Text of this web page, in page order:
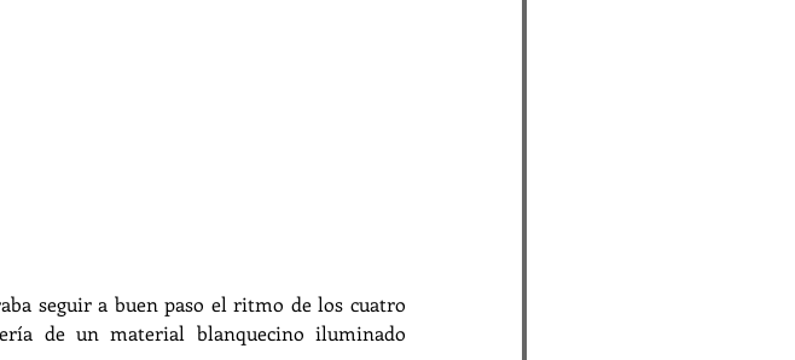
seguir a buen paso el ritmo de los cuatro
de un material blanquecino iluminado